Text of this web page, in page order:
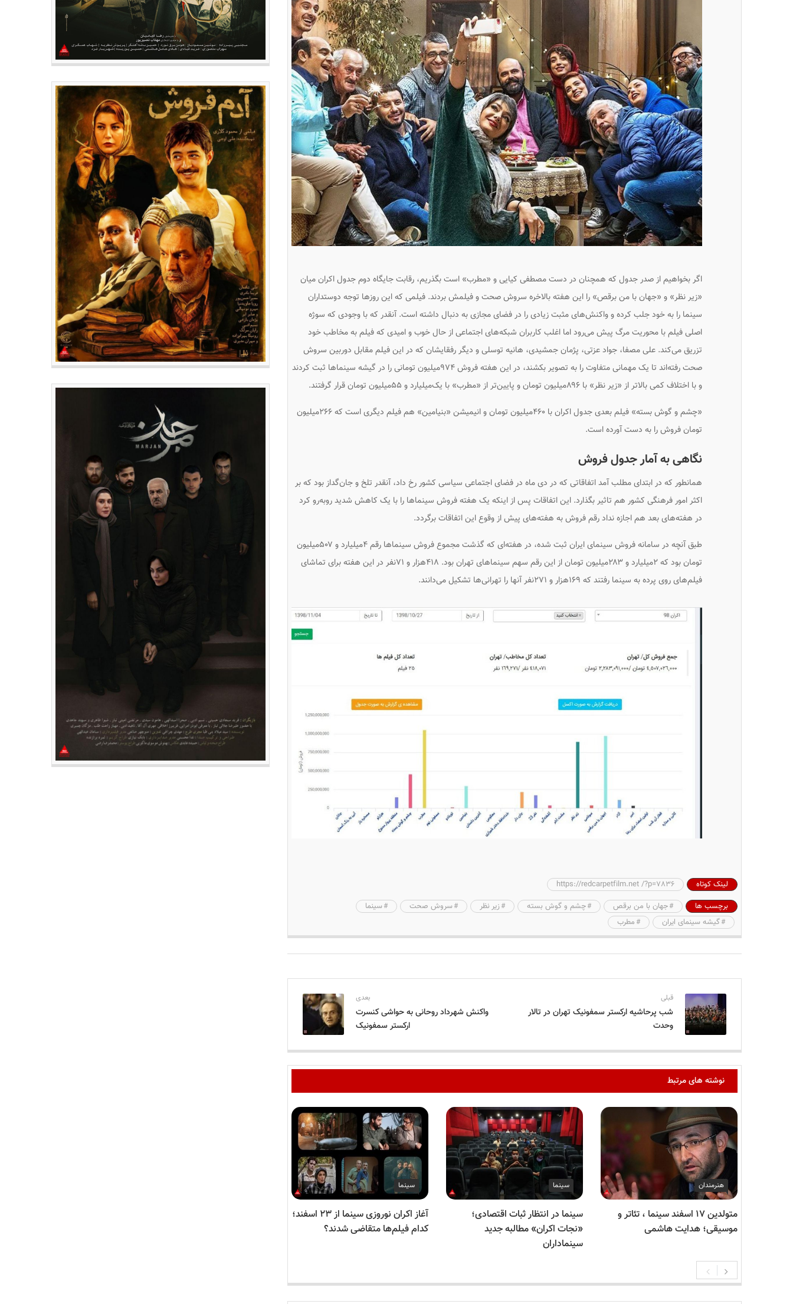
اگر بخواهیم از صدر جدول که همچنان در دست مصطفی کیایی و «مطرب» است بگذریم، رقابت جایگاه دوم جدول اکران میان
«زیر نظر» و «جهان با من برقص» را این هفته بالاخره سروش صحت و فیلمش بردند. فیلمی که این روزها توجه دوستداران
سینما را به خود جلب کرده و واکنش‌های مثبت زیادی را در فضای مجازی به دنبال داشته است. آنقدر که با وجودی که سوژه
اصلی فیلم با محوریت مرگ پیش می‌رود اما اغلب کاربران شبکه‌های اجتماعی از حال خوب و امیدی که فیلم به مخاطب خود
تزریق می‌کند. علی مصفا، جواد عزتی، پژمان جمشیدی، هانیه توسلی و دیگر رفقایشان که در این فیلم مقابل دوربین سروش
صحت رفته‌اند تا یک مهمانی متفاوت را به تصویر بکشند، در این هفته فروش ۹۷۴میلیون تومانی را در گیشه سینماها ثبت کردند
و با اختلاف کمی بالاتر از «زیر نظر» با ۸۹۶میلیون تومان و پایین‌تر از «مطرب» با یک‌میلیارد و ۵۵میلیون تومان قرار گرفتند.
«چشم و گوش بسته» فیلم بعدی جدول اکران با ۴۶۰میلیون تومان و انیمیشن «بنیامین» هم فیلم دیگری است که ۲۶۶میلیون
تومان فروش را به دست آورده است.
نگاهی به آمار جدول فروش
همانطور که در ابتدای مطلب آمد اتفاقاتی که در دی ماه در فضای اجتماعی سیاسی کشور رخ داد، آنقدر تلخ و جان‌گداز بود که بر
اکثر امور فرهنگی کشور هم تاثیر بگذارد. این اتفاقات پس از اینکه یک هفته فروش سینماها را با یک کاهش شدید روبه‌رو کرد
در هفته‌های بعد هم اجازه نداد رقم فروش به هفته‌های پیش از وقوع این اتفاقات برگردد.
طبق آنچه در سامانه فروش سینمای ایران ثبت شده، در هفته‌ای که گذشت مجموع فروش سینماها رقم ۴میلیارد و ۵۰۷میلیون
تومان بود که ۲میلیارد و ۲۸۳میلیون تومان از این رقم سهم سینماهای تهران بود. ۴۱۸هزار و ۷۱نفر در این هفته برای تماشای
فیلم‌های روی پرده به سینما رفتند که ۱۶۹هزار و ۲۷۱نفر آنها را تهرانی‌ها تشکیل می‌دانند.
لینک کوتاه
https://redcarpetfilm.net /?p=7836
برچسب ها
جهان با من برقص چشم و گوش بسته زیر نظر سروش صحت
سینما
گیشه سینمای ایران
مطرب
قبلی
شب پرحاشیه‌ ارکستر سمفونیک تهران در تالار
وحدت
بعدی
واکنش شهرداد روحانی به حواشی کنسرت
ارکستر سمفونیک
نوشته های مرتبط
هنرمندان
متولدین ۱۷ اسفند سینما ، تئاتر و
موسیقی؛ هدایت هاشمی
سینما
سینما در انتظار ثبات اقتصادی؛
«نجات اکران» مطالبه جدید
سینماداران
سینما
آغاز اکران نوروزی سینما از ۲۳ اسفند؛
کدام فیلم‌ها متقاضی شدند؟